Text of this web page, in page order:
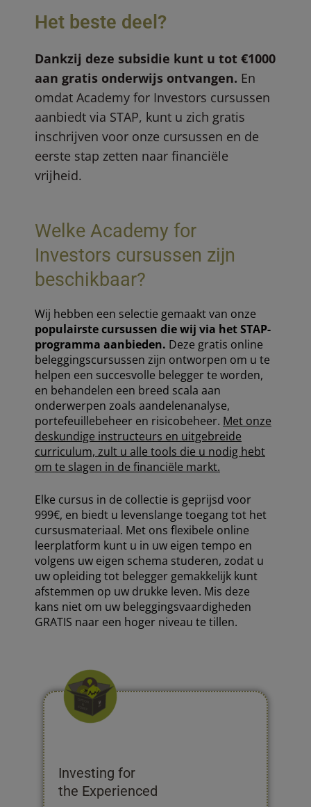
Het beste deel?
Dankzij deze subsidie kunt u tot €1000
aan gratis onderwijs ontvangen. En
omdat Academy for Investors cursussen
aanbiedt via STAP, kunt u zich gratis
inschrijven voor onze cursussen en de
eerste stap zetten naar financiële
vrijheid.
Welke Academy for
Investors cursussen zijn
beschikbaar?
Wij hebben een selectie gemaakt van onze
populairste cursussen die wij via het STAP-
programma aanbieden. Deze gratis online
beleggingscursussen zijn ontworpen om u te
helpen een succesvolle belegger te worden,
en behandelen een breed scala aan
onderwerpen zoals aandelenanalyse,
portefeuillebeheer en risicobeheer. Met onze
deskundige instructeurs en uitgebreide
curriculum, zult u alle tools die u nodig hebt
om te slagen in de financiële markt.
Elke cursus in de collectie is geprijsd voor
999€, en biedt u levenslange toegang tot het
cursusmateriaal. Met ons flexibele online
leerplatform kunt u in uw eigen tempo en
volgens uw eigen schema studeren, zodat u
uw opleiding tot belegger gemakkelijk kunt
afstemmen op uw drukke leven. Mis deze
kans niet om uw beleggingsvaardigheden
GRATIS naar een hoger niveau te tillen.
Investing for
the Experienced